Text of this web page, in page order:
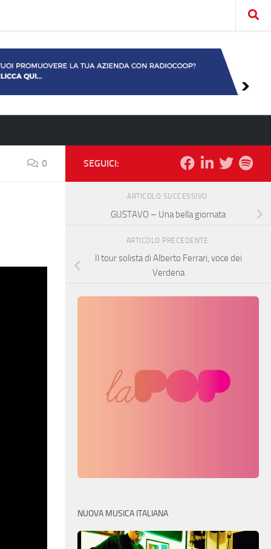
0 SEGUICI:
ARTICOLO SUCCESSIVO
GUSTAVO – Una bella giornata
ARTICOLO PRECEDENTE
Il tour solista di Alberto Ferrari, voce dei
Verdena
NUOVA MUSICA ITALIANA